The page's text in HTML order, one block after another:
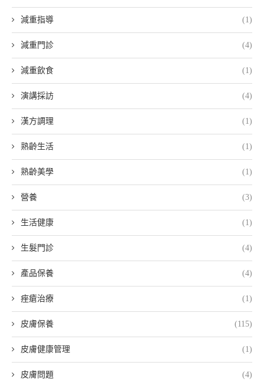
減重指導 (1)
減重門診 (4)
減重飲食 (1)
演講採訪 (4)
漢方調理 (1)
熟齡生活 (1)
熟齡美學 (1)
營養 (3)
生活健康 (1)
生髮門診 (4)
產品保養 (4)
痤瘡治療 (1)
皮膚保養 (115)
皮膚健康管理 (1)
皮膚問題 (4)